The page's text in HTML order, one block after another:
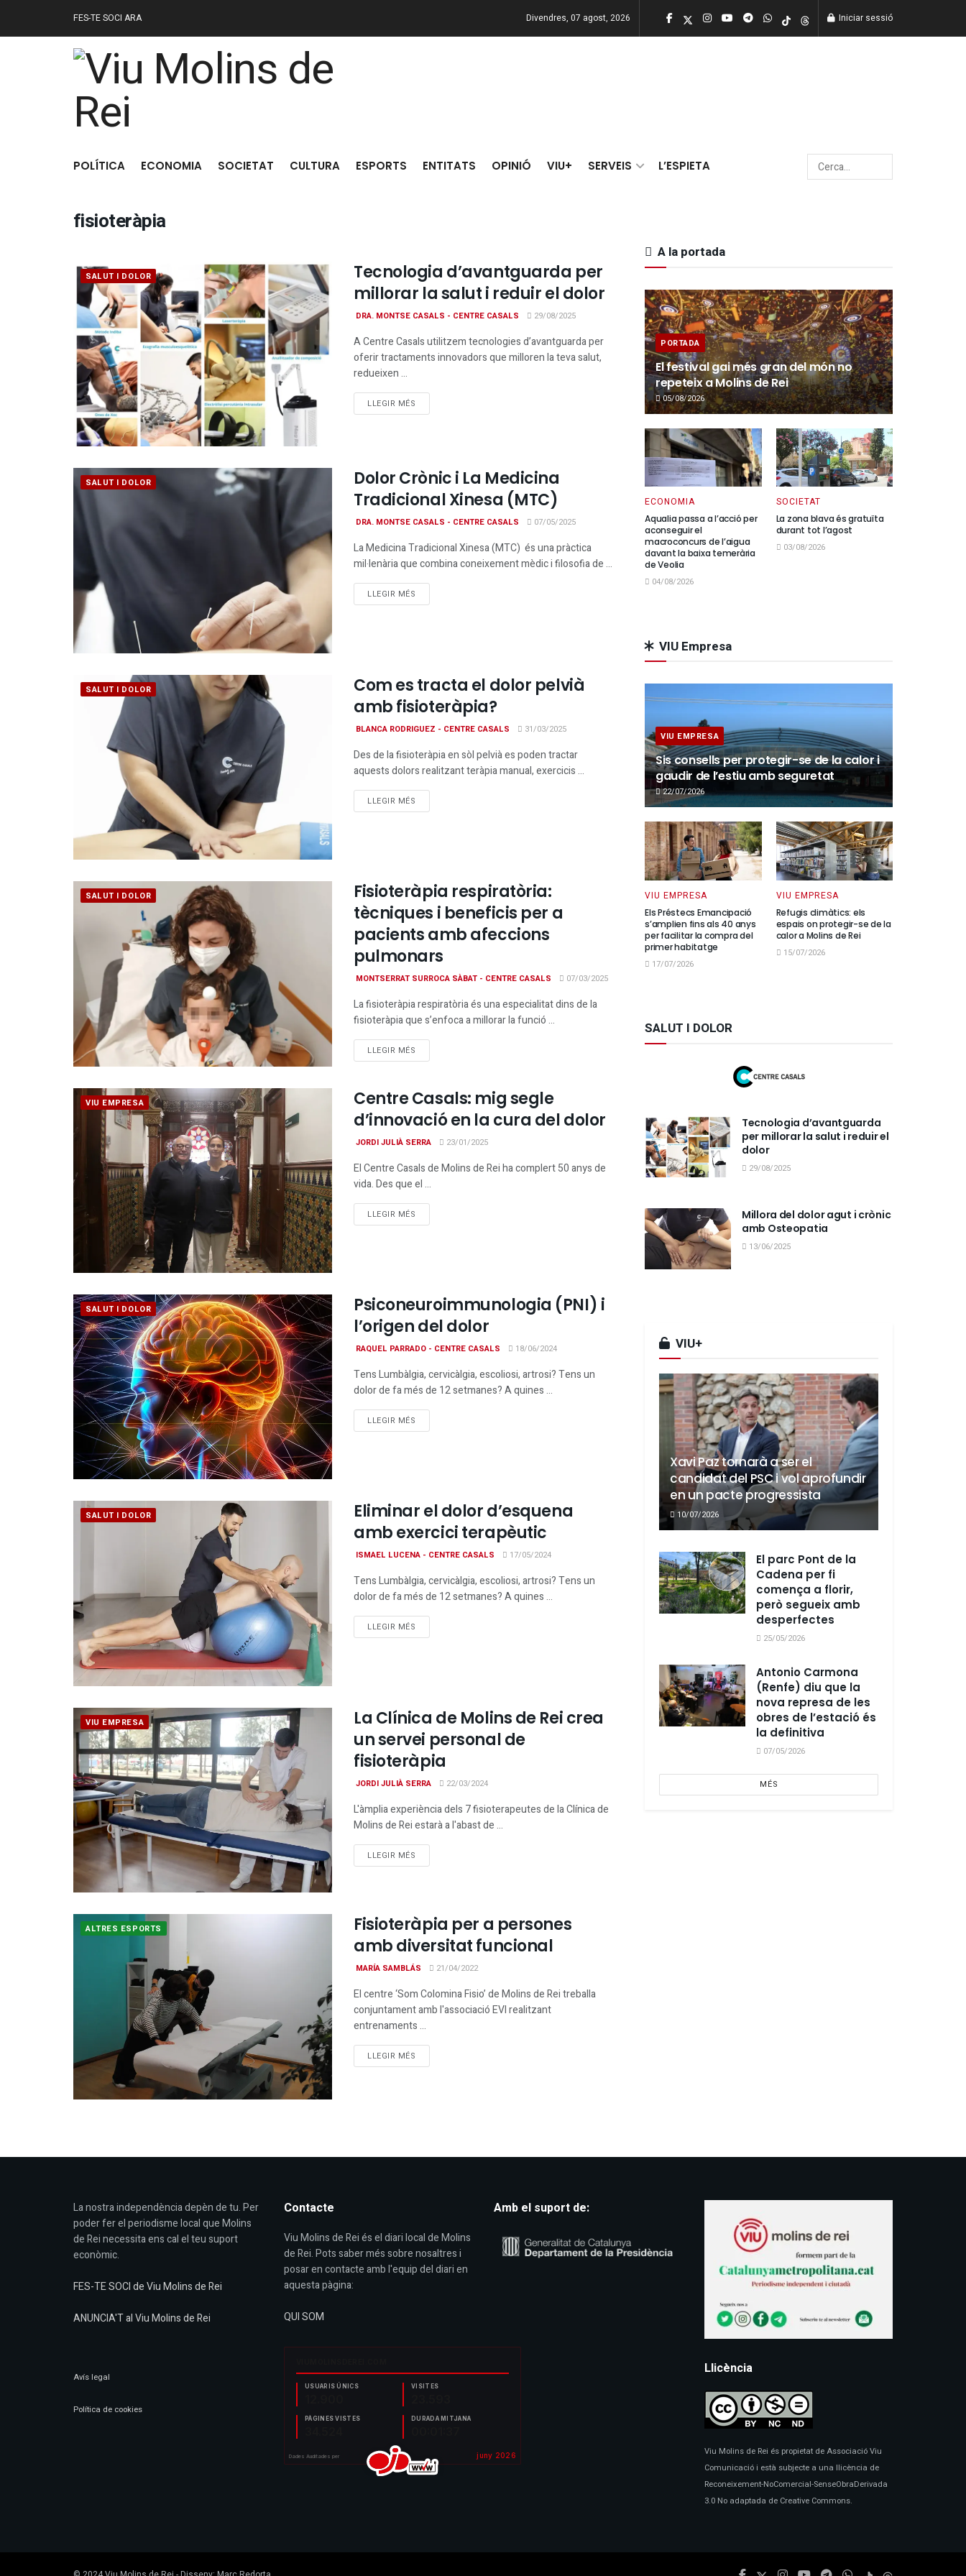
FES-TE SOCI ARA Divendres, 07 agost, 2026 Iniciar sessió
POLÍTICA ECONOMIA SOCIETAT CULTURA ESPORTS ENTITATS OPINIÓ VIU+ SERVEIS L’ESPIETA
fisioteràpia
SALUT I DOLOR
Tecnologia d’avantguarda per
millorar la salut i reduir el dolor
DRA. MONTSE CASALS - CENTRE CASALS 29/08/2025
A Centre Casals utilitzem tecnologies d’avantguarda per
oferir tractaments innovadors que milloren la teva salut,
redueixen ...
LLEGIR MÉS
SALUT I DOLOR
Dolor Crònic i La Medicina
Tradicional Xinesa (MTC)
DRA. MONTSE CASALS - CENTRE CASALS 07/05/2025
La Medicina Tradicional Xinesa (MTC) és una pràctica
mil·lenària que combina coneixement mèdic i filosofia de ...
LLEGIR MÉS
SALUT I DOLOR
Com es tracta el dolor pelvià
amb fisioteràpia?
BLANCA RODRIGUEZ - CENTRE CASALS 31/03/2025
Des de la fisioteràpia en sòl pelvià es poden tractar
aquests dolors realitzant teràpia manual, exercicis ...
LLEGIR MÉS
SALUT I DOLOR
Fisioteràpia respiratòria:
tècniques i beneficis per a
pacients amb afeccions
pulmonars
MONTSERRAT SURROCA SÀBAT - CENTRE CASALS 07/03/2025
La fisioteràpia respiratòria és una especialitat dins de la
fisioteràpia que s’enfoca a millorar la funció ...
LLEGIR MÉS
VIU EMPRESA
Centre Casals: mig segle
d’innovació en la cura del dolor
JORDI JULIÀ SERRA 23/01/2025
El Centre Casals de Molins de Rei ha complert 50 anys de
vida. Des que el ...
LLEGIR MÉS
SALUT I DOLOR
Psiconeuroimmunologia (PNI) i
l’origen del dolor
RAQUEL PARRADO - CENTRE CASALS 18/06/2024
Tens Lumbàlgia, cervicàlgia, escoliosi, artrosi? Tens un
dolor de fa més de 12 setmanes? A quines ...
LLEGIR MÉS
SALUT I DOLOR
Eliminar el dolor d’esquena
amb exercici terapèutic
ISMAEL LUCENA - CENTRE CASALS 17/05/2024
Tens Lumbàlgia, cervicàlgia, escoliosi, artrosi? Tens un
dolor de fa més de 12 setmanes? A quines ...
LLEGIR MÉS
VIU EMPRESA
La Clínica de Molins de Rei crea
un servei personal de
fisioteràpia
JORDI JULIÀ SERRA 22/03/2024
L'àmplia experiència dels 7 fisioterapeutes de la Clínica de
Molins de Rei estarà a l'abast de ...
LLEGIR MÉS
ALTRES ESPORTS
Fisioteràpia per a persones
amb diversitat funcional
MARÍA SAMBLÁS 21/04/2022
El centre ‘Som Colomina Fisio’ de Molins de Rei treballa
conjuntament amb l'associació EVI realitzant
entrenaments ...
LLEGIR MÉS
A la portada
PORTADA
El festival gai més gran del món no
repeteix a Molins de Rei
05/08/2026
ECONOMIA
Aqualia passa a l’acció per
aconseguir el
macroconcurs de l’aigua
davant la baixa temerària
de Veolia
04/08/2026
SOCIETAT
La zona blava és gratuïta
durant tot l’agost
03/08/2026
VIU Empresa
VIU EMPRESA
Sis consells per protegir-se de la calor i
gaudir de l’estiu amb seguretat
22/07/2026
VIU EMPRESA
Els Préstecs Emancipació
s’amplien fins als 40 anys
per facilitar la compra del
primer habitatge
17/07/2026
VIU EMPRESA
Refugis climàtics: els
espais on protegir-se de la
calor a Molins de Rei
15/07/2026
SALUT I DOLOR
Tecnologia d’avantguarda
per millorar la salut i reduir el
dolor
29/08/2025
Millora del dolor agut i crònic
amb Osteopatia
13/06/2025
VIU+
Xavi Paz tornarà a ser el
candidat del PSC i vol aprofundir
en un pacte progressista
10/07/2026
El parc Pont de la
Cadena per fi
comença a florir,
però segueix amb
desperfectes
25/05/2026
Antonio Carmona
(Renfe) diu que la
nova represa de les
obres de l’estació és
la definitiva
07/05/2026
MÉS
La nostra independència depèn de tu. Per
poder fer el periodisme local que Molins
de Rei necessita ens cal el teu suport
econòmic.
FES-TE SOCI de Viu Molins de Rei
ANUNCIA'T al Viu Molins de Rei
Avís legal
Política de cookies
Contacte
Viu Molins de Rei és el diari local de Molins
de Rei. Pots saber més sobre nosaltres i
posar en contacte amb l'equip del diari en
aquesta pàgina:
QUI SOM
Amb el suport de:
Llicència
Viu Molins de Rei és propietat de Associació Viu
Comunicació i està subjecte a una llicència de
Reconeixement-NoComercial-SenseObraDerivada
3.0 No adaptada de Creative Commons.